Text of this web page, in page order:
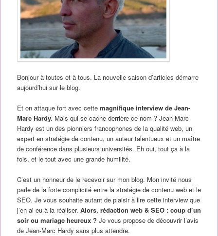
Bonjour à toutes et à tous. La nouvelle saison d’articles démarre
aujourd’hui sur le blog.
Et on attaque fort avec cette magnifique interview de Jean-
Marc Hardy. Mais qui se cache derrière ce nom ? Jean-Marc
Hardy est un des pionniers francophones de la qualité web, un
expert en stratégie de contenu, un auteur talentueux et un maître
de conférence dans plusieurs universités. Eh oui, tout ça à la
fois, et le tout avec une grande humilité.
C’est un honneur de le recevoir sur mon blog. Mon invité nous
parle de la forte complicité entre la stratégie de contenu web et le
SEO. Je vous souhaite autant de plaisir à lire cette interview que
j’en ai eu à la réaliser. Alors, rédaction web & SEO : coup d’un
soir ou mariage heureux ? Je vous propose de découvrir l’avis
de Jean-Marc Hardy sans plus attendre.